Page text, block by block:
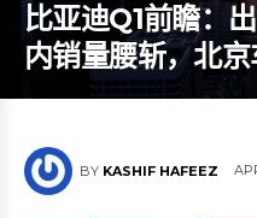
比亚迪Q1前瞻：
内销量腰斩，北
BY KASHIF HAFEEZ